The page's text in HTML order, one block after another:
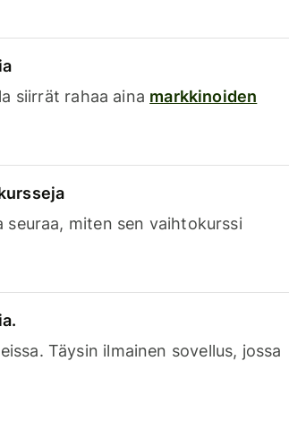
siirrät rahaa aina markkinoiden
seuraa, miten sen vaihtokurssi
Täysin ilmainen sovellus, jossa